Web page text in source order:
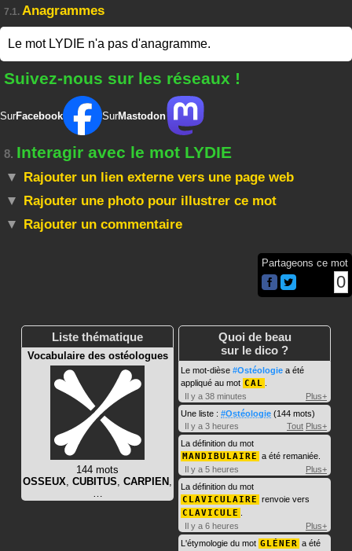
7.1. Anagrammes
Le mot LYDIE n'a pas d'anagramme.
Suivez-nous sur les réseaux !
SurFacebook SurMastodon
8. Interagir avec le mot LYDIE
Rajouter un lien externe vers une page web
Rajouter une photo pour illustrer ce mot
Rajouter un commentaire
Partageons ce mot
0
Liste thématique
Vocabulaire des ostéologues
144 mots
OSSEUX, CUBITUS, CARPIEN ,
…
Quoi de beau
sur le dico ?
Le mot-dièse #Ostéologie a été
appliqué au mot CAL
Il y a 38 minutes
Plus+
Une liste : #Ostéologie (144 mots)
Il y a 3 heures
Tout Plus+
La définition du mot
MANDIBULAIRE a été remaniée.
Il y a 5 heures
Plus+
La définition du mot
CLAVICULAIRE renvoie vers
CLAVICULE
Il y a 6 heures
Plus+
L'étymologie du mot GLÉNER a été